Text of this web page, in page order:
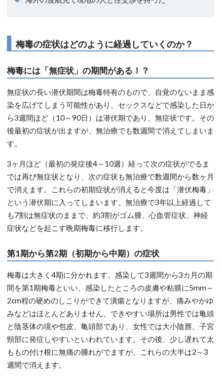
梅毒の症状はどのように経過していくのか？
梅毒には「無症状」の期間がある！？
無症状の長い潜伏期間は梅毒特有のもので、自覚のないまま感
染を広げてしまう可能性があり、セックスなどで感染した日か
ら3週間ほど（10～90日）は潜伏期であり、無症状です。その
後最初の症状が出ますが、無治療でも数週間で消えてしまいま
す。
3ヶ月ほど（最初の発症後4～10週）経って次の症状がでるま
では再び無症状となり、次の症状も無治療で数週間から数ヶ月
で消えます。これらの初期症状が消えると今度は「潜伏梅毒」
という潜伏期に入ってしまいます。無治療で3年以上経過して
も7割は無症状のままで、約3割がゴム腫、心血管症状、神経
症状などを起こす晩期梅毒に移行します。
第1期から第2期（初期から中期）の症状
梅毒は大きく4期に分かれます。感染して3週間から3カ月の期
間を第1期梅毒といい、感染したところの皮膚や粘膜に5mm～
2cm程の硬めのしこりができて潰瘍となりますが、痛みやかゆ
みなどはほとんどありません。できやすい場所は男性では亀頭
と陰茎体の境や包皮、亀頭部であり、女性では大小陰唇、子宮
頸部に発症しやすいといわれています。その後、少し遅れて太
ももの付け根に無痛の腫れがでますが、これらの大半は2～3
週間で消えます。